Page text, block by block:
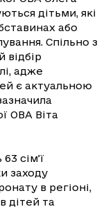
дітьми, які
або
Спільно з
адже
є актуальною
ОВА Віта
сім’ї
заходу
в регіоні,
дітей та